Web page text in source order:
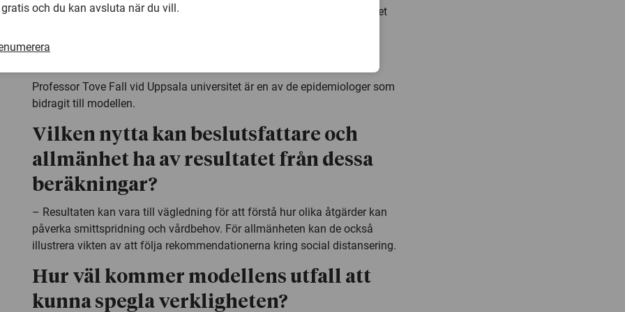
dussintal forskare vid Uppsala universitet har varit inblandade i projektet
Professor Tove Fall vid Uppsala universitet är en av de epidemiologer som
bidragit till modellen.
Vilken nytta kan beslutsfattare och
allmänhet ha av resultatet från dessa
beräkningar?
– Resultaten kan vara till vägledning för att förstå hur olika åtgärder kan
påverka smittspridning och vårdbehov. För allmänheten kan de också
illustrera vikten av att följa rekommendationerna kring social distansering.
Hur väl kommer modellens utfall att
kunna spegla verkligheten?
gratis och du kan avsluta när du vill.